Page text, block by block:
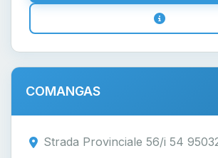
COMANGAS
Strada Provinciale 56/i 54